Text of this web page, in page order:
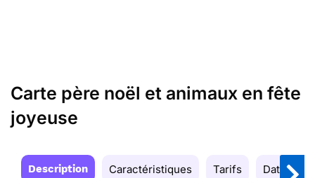
Carte père noël et animaux en fête
joyeuse
Description Caractéristiques Tarifs Date de